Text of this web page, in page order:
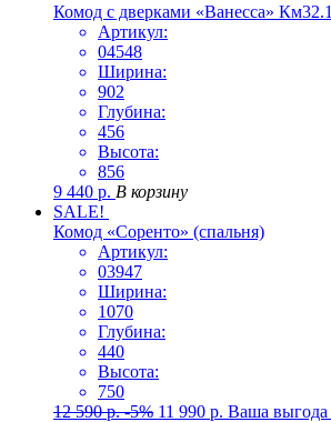
Комод с дверками «Ванесса» Км32.1
Артикул:
04548
Ширина:
902
Глубина:
456
Высота:
856
9 440 р. В корзину
SALE!
Комод «Соренто» (спальня)
Артикул:
03947
Ширина:
1070
Глубина:
440
Высота:
750
12 590р. -5% 11 990 р. Ваша выгода